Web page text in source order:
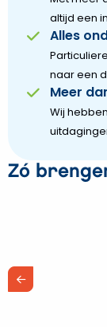
altijd een
Alles
naar een
Meer
Wij
Zó